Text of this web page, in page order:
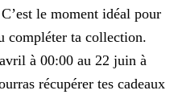
C’est le moment idéal pour
compléter ta collection.
à 00:00 au 22 juin à
récupérer tes cadeaux